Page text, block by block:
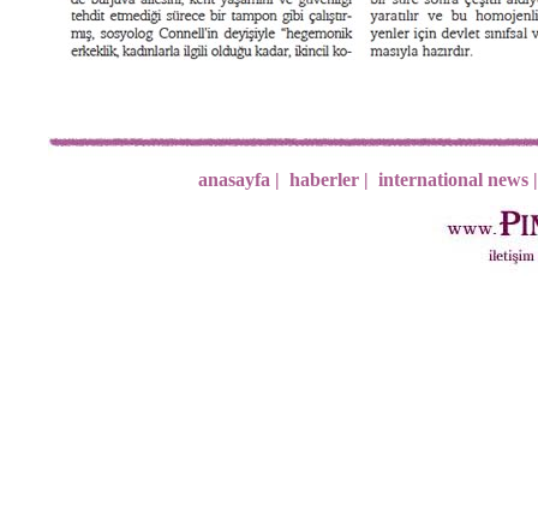
anasayfa | haberler | international news |